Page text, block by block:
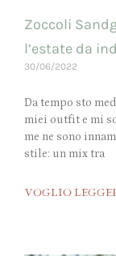
Zoccoli
l’estate da
30/06/2022
Da tempo sto
miei outfit e mi
me ne sono
stile: un mix tra
VOGLIO